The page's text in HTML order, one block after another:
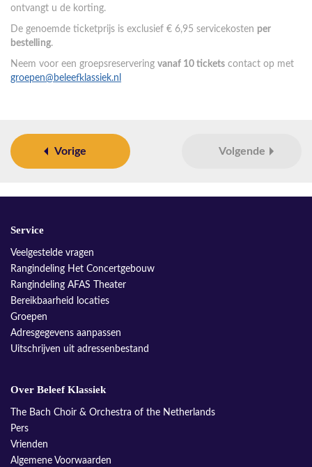
ontvangt u de korting.
De genoemde ticketprijs is exclusief € 6,95 servicekosten per
bestelling.
Neem voor een groepsreservering vanaf 10 tickets contact op met
groepen@beleefklassiek.nl
Vorige Volgende
Service
Veelgestelde vragen
Rangindeling Het Concertgebouw
Rangindeling AFAS Theater
Bereikbaarheid locaties
Groepen
Adresgegevens aanpassen
Uitschrijven uit adressenbestand
Over Beleef Klassiek
The Bach Choir & Orchestra of the Netherlands
Pers
Vrienden
Algemene Voorwaarden